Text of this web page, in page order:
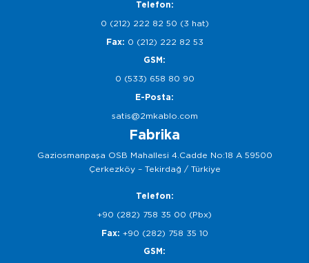
Telefon:
0 (212) 222 82 50 (3 hat)
Fax: 0 (212) 222 82 53
GSM:
0 (533) 658 80 90
E-Posta:
satis@2mkablo.com
Fabrika
Gaziosmanpaşa OSB Mahallesi 4.Cadde No:18 A 59500
Çerkezköy – Tekirdağ / Türkiye
Telefon:
+90 (282) 758 35 00 (Pbx)
Fax: +90 (282) 758 35 10
GSM: